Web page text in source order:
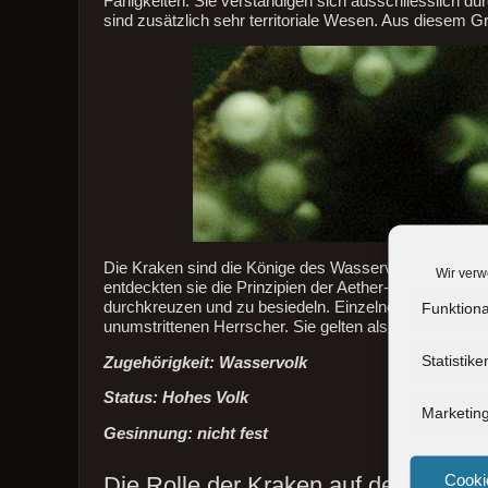
Wir
Marketing
sind zusätzlich sehr territoriale Wesen. Aus diesem
Die Kraken sind die Könige des Wasservolkes. Sie
entdeckten sie die Prinzipien der Aether-Reise und
durchkreuzen und zu besiedeln. Einzelne Kraken
unumstrittenen Herrscher. Sie gelten als kalt und
Zugehörigkeit: Wasservolk
Status: Hohes Volk
Gesinnung: nicht fest